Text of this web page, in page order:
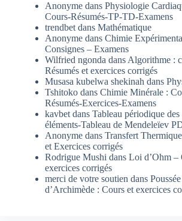
Anonyme dans Physiologie
Cours-Résumés-TP-TD-Examens
trendbet dans Mathématique
Anonyme dans Chimie
Consignes – Examens
Wilfried ngonda dans Algorithme :
Résumés et exercices corrigés
Musasa kubelwa shekinah dans
Tshitoko dans Chimie Minérale :
Résumés-Exercices-Examens
kavbet dans Tableau périodique des
éléments-Tableau de Mendeleïev
Anonyme dans Transfert
et Exercices corrigés
Rodrigue Mushi dans Loi d’Ohm –
exercices corrigés
merci de votre soutien dans Poussée
d’Archimède : Cours et exercices